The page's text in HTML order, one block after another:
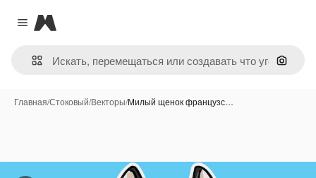
Close menu
Magnific
Поиск
Главная/Стоковый/Векторы/Милый щенок французс…